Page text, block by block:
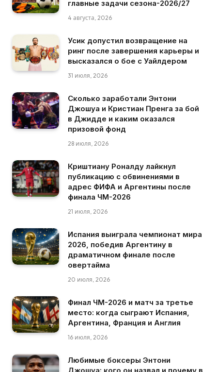
главные задачи сезона-2026/27
4 августа, 2026
Усик допустил возвращение на
ринг после завершения карьеры и
высказался о бое с Уайлдером
31 июля, 2026
Сколько заработали Энтони
Джошуа и Кристиан Пренга за бой
в Джидде и каким оказался
призовой фонд
28 июля, 2026
Криштиану Роналду лайкнул
публикацию с обвинениями в
адрес ФИФА и Аргентины после
финала ЧМ-2026
21 июля, 2026
Испания выиграла чемпионат мира
2026, победив Аргентину в
драматичном финале после
овертайма
20 июля, 2026
Финал ЧМ-2026 и матч за третье
место: когда сыграют Испания,
Аргентина, Франция и Англия
16 июля, 2026
Любимые боксеры Энтони